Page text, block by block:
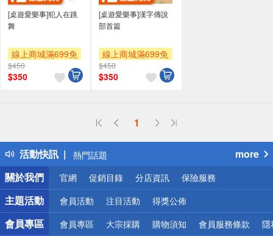
[桌遊愛樂事]犯人在跳
舞
線上商城滿699免
贈OPENPOINT
$450
$350
[桌遊愛樂事]漢字傳說
部首篇
線上商城滿699免
贈OPENPOINT
$450
$350
1
活動快訊
詐騙網頁！請小心！
得獎公告
熱門話題
銀行優惠
偏遠地區配送
詐騙網頁！請小心！
more
關於我們
官網 促銷目錄 分店資訊 保險服務
主題活動 會員活動 注目活動 得獎公佈
會員專區 會員專區 大宗採購 購物須知 會員服務條款 隱